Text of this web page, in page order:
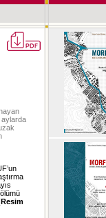
aylarda
Resim